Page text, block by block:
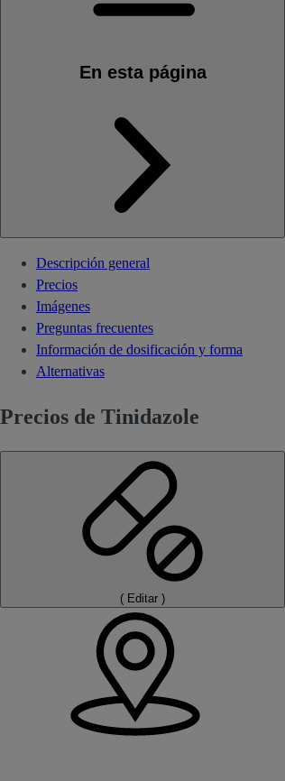
En esta página
Descripción general
Precios
Imágenes
Preguntas frecuentes
Información de dosificación y forma
Alternativas
Precios de Tinidazole
( Editar )